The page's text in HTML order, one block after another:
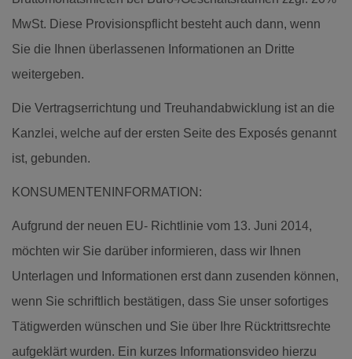
MwSt. Diese Provisionspflicht besteht auch dann, wenn
Sie die Ihnen überlassenen Informationen an Dritte
weitergeben.
Die Vertragserrichtung und Treuhandabwicklung ist an die
Kanzlei, welche auf der ersten Seite des Exposés genannt
ist, gebunden.
KONSUMENTENINFORMATION:
Aufgrund der neuen EU- Richtlinie vom 13. Juni 2014,
möchten wir Sie darüber informieren, dass wir Ihnen
Unterlagen und Informationen erst dann zusenden können,
wenn Sie schriftlich bestätigen, dass Sie unser sofortiges
Tätigwerden wünschen und Sie über Ihre Rücktrittsrechte
aufgeklärt wurden. Ein kurzes Informationsvideo hierzu